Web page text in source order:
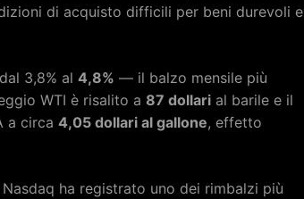
di acquisto difficili per beni durevoli e
3,8% al 4,8% — il balzo mensile più
WTI è risalito a 87 dollari al barile e il
a circa 4,05 dollari al gallone, effetto
ha registrato uno dei rimbalzi più